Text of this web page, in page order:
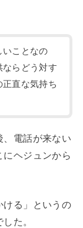
いことなの
ならどう対す
直な気持ち
、電話が来ない
ヘジュンから
ける」というの
た。